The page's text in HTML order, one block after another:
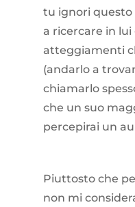
tu ignori questo
a ricercare in lui
atteggiamenti
(andarlo a
chiamarlo
che un suo
percepirai un
Piuttosto che
non mi